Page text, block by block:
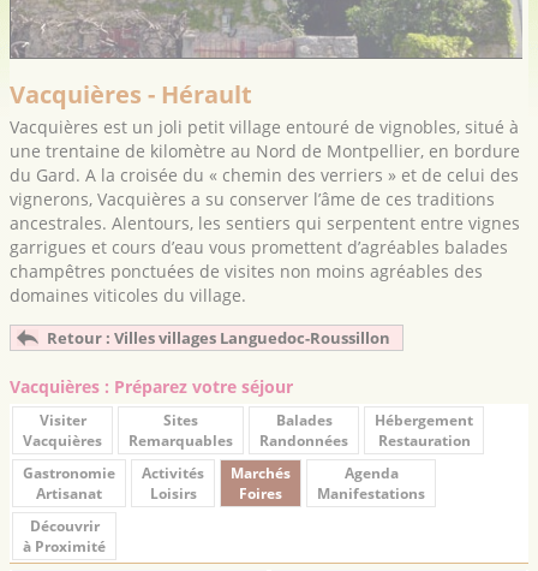
Vacquières - Hérault
Vacquières est un joli petit village entouré de vignobles, situé à
une trentaine de kilomètre au Nord de Montpellier, en bordure
du Gard. A la croisée du « chemin des verriers » et de celui des
vignerons, Vacquières a su conserver l’âme de ces traditions
ancestrales. Alentours, les sentiers qui serpentent entre vignes
garrigues et cours d’eau vous promettent d’agréables balades
champêtres ponctuées de visites non moins agréables des
domaines viticoles du village.
Retour : Villes villages Languedoc-Roussillon
Vacquières : Préparez votre séjour
Visiter
Vacquières
Sites
Remarquables
Balades
Randonnées
Hébergement
Restauration
Gastronomie
Artisanat
Activités
Loisirs
Marchés
Foires
Agenda
Manifestations
Découvrir
à Proximité